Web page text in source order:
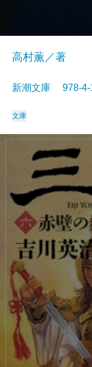
高村薫／著
新潮文庫 978-
文庫